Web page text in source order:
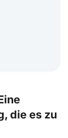
die es zu